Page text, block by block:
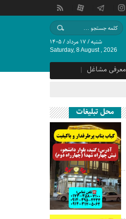
شنبه / ۱۷ مرداد / ۱۴۰۵
Saturday, 8 August , 2026
معرفی مشاغل
محل تبلیغات